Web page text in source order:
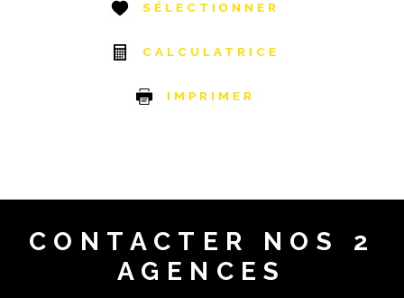
SÉLECTIONNER
CALCULATRICE
IMPRIMER
CONTACTER NOS 2
AGENCES